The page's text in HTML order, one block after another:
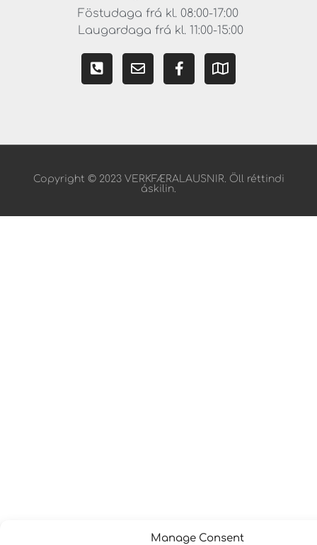
Manage Consent
Föstudaga frá kl. 08:00-17:00
Laugardaga frá kl. 11:00-15:00
Copyright © 2023 VERKFÆRALAUSNIR. Öll réttindi
áskilin.